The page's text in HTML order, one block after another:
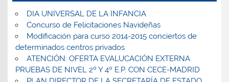
DIA UNIVERSAL DE LA INFANCIA
Concurso de Felicitaciones Navideñas
Modificación para curso 2014-2015 conciertos de
determinados centros privados
ATENCIÓN: OFERTA EVALUCACIÓN EXTERNA
PRUEBAS DE NIVEL 2º Y 4º E.P. CON CECE-MADRID